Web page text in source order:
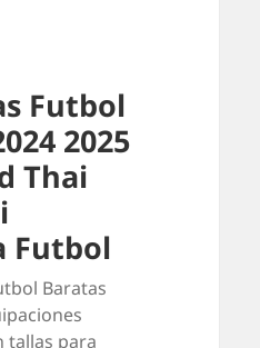
Futbol
2025
Thai
Futbol
Baratas
tallas para